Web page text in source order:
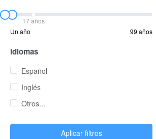
17 años
Un año
99 años
Idiomas
Español
Inglés
Otros...
Aplicar filtros